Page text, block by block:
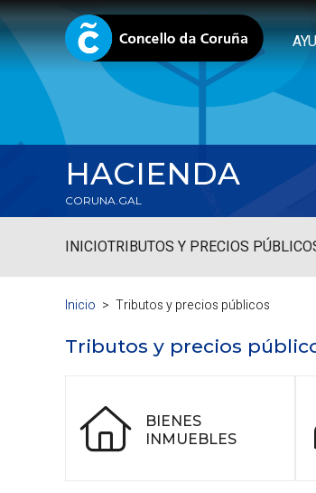
HACIENDA
CORUNA.GAL
INICIOTRIBUTOS Y PRECIOS
Inicio Tributos y precios públicos
Tributos y precios
BIENES
INMUEBLES